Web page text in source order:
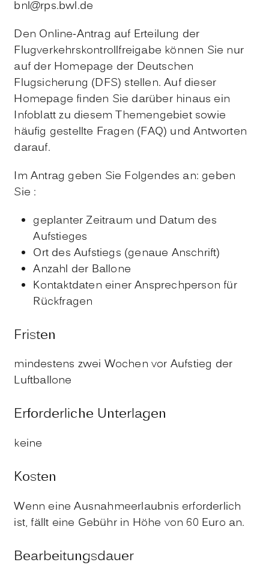
bnl@rps.bwl.de
Den Online-Antrag auf Erteilung der
Flugverkehrskontrollfreigabe können Sie nur
auf der Homepage der Deutschen
Flugsicherung (DFS) stellen. Auf dieser
Homepage finden Sie darüber hinaus ein
Infoblatt zu diesem Themengebiet sowie
häufig gestellte Fragen (FAQ) und Antworten
darauf.
Im Antrag geben Sie Folgendes an: geben
Sie :
geplanter Zeitraum und Datum des
Aufstieges
Ort des Aufstiegs (genaue Anschrift)
Anzahl der Ballone
Kontaktdaten einer Ansprechperson für
Rückfragen
Fristen
mindestens zwei Wochen vor Aufstieg der
Luftballone
Erforderliche Unterlagen
keine
Kosten
Wenn eine Ausnahmeerlaubnis erforderlich
ist, fällt eine Gebühr in Höhe von 60 Euro an.
Bearbeitungsdauer